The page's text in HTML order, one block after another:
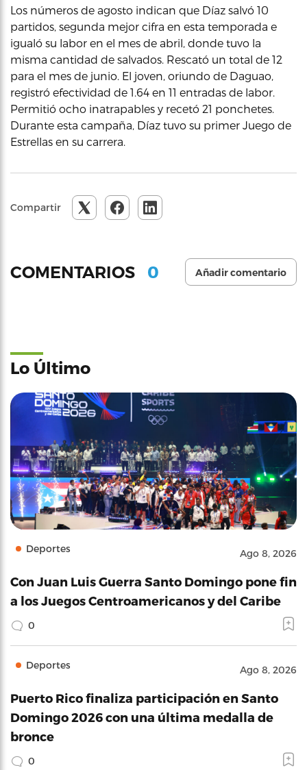
Los números de agosto indican que Díaz salvó 10
partidos, segunda mejor cifra en esta temporada e
igualó su labor en el mes de abril, donde tuvo la
misma cantidad de salvados. Rescató un total de 12
para el mes de junio. El joven, oriundo de Daguao,
registró efectividad de 1.64 en 11 entradas de labor.
Permitió ocho inatrapables y recetó 21 ponchetes.
Durante esta campaña, Díaz tuvo su primer Juego de
Estrellas en su carrera.
Compartir
COMENTARIOS 0 Añadir comentario
Lo Último
Deportes Ago 8, 2026
Con Juan Luis Guerra Santo Domingo pone fin
a los Juegos Centroamericanos y del Caribe
0
Deportes Ago 8, 2026
Puerto Rico finaliza participación en Santo
Domingo 2026 con una última medalla de
bronce
0